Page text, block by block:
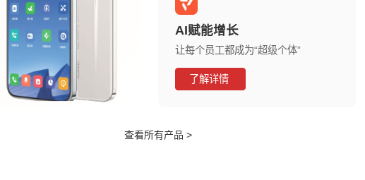
AI赋能增长
让每个员工都成为“超级个体”
了解详情
查看所有产品 >